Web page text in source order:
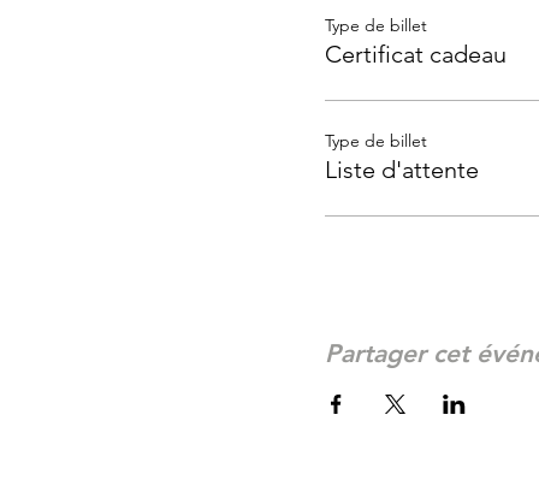
Type de billet
Certificat cadeau
Type de billet
Liste d'attente
Partager cet